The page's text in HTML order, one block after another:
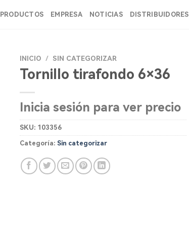
PRODUCTOS EMPRESA NOTICIAS DISTRIBUIDORES
INICIO / SIN CATEGORIZAR
Tornillo tirafondo 6×36
Inicia sesión para ver precio
SKU: 103356
Categoría: Sin categorizar